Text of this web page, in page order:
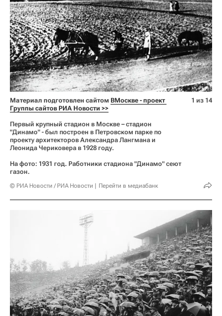
Материал подготовлен сайтом ВМоскве - проект
Группы сайтов РИА Новости >>
Первый крупный стадион в Москве – стадион
"Динамо" - был построен в Петровском парке по
проекту архитекторов Александра Лангмана и
Леонида Чериковера в 1928 году.
На фото: 1931 год. Работники стадиона "Динамо" сеют
газон.
© РИА Новости / РИА Новости Перейти в медиабанк
1 из 14